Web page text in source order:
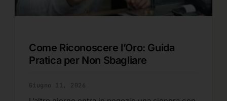
Come Riconoscere l’Oro: Guida
Pratica per Non Sbagliare
Giugno 11, 2026